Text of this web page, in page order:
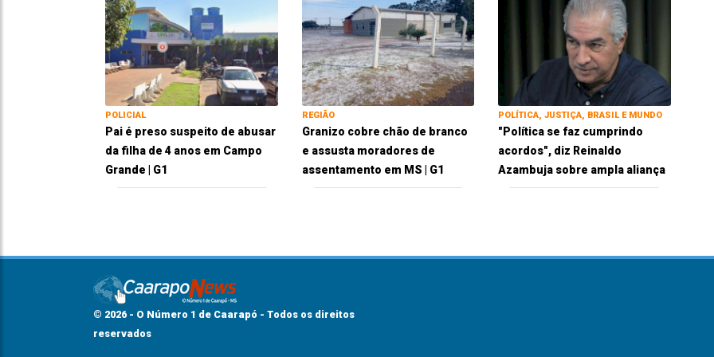
POLICIAL
Pai é preso suspeito de abusar
da filha de 4 anos em Campo
Grande | G1
REGIÃO
Granizo cobre chão de branco
e assusta moradores de
assentamento em MS | G1
POLÍTICA, JUSTIÇA, BRASIL E MUNDO
"Política se faz cumprindo
acordos", diz Reinaldo
Azambuja sobre ampla aliança
© 2026 - O Número 1 de Caarapó - Todos os direitos
reservados